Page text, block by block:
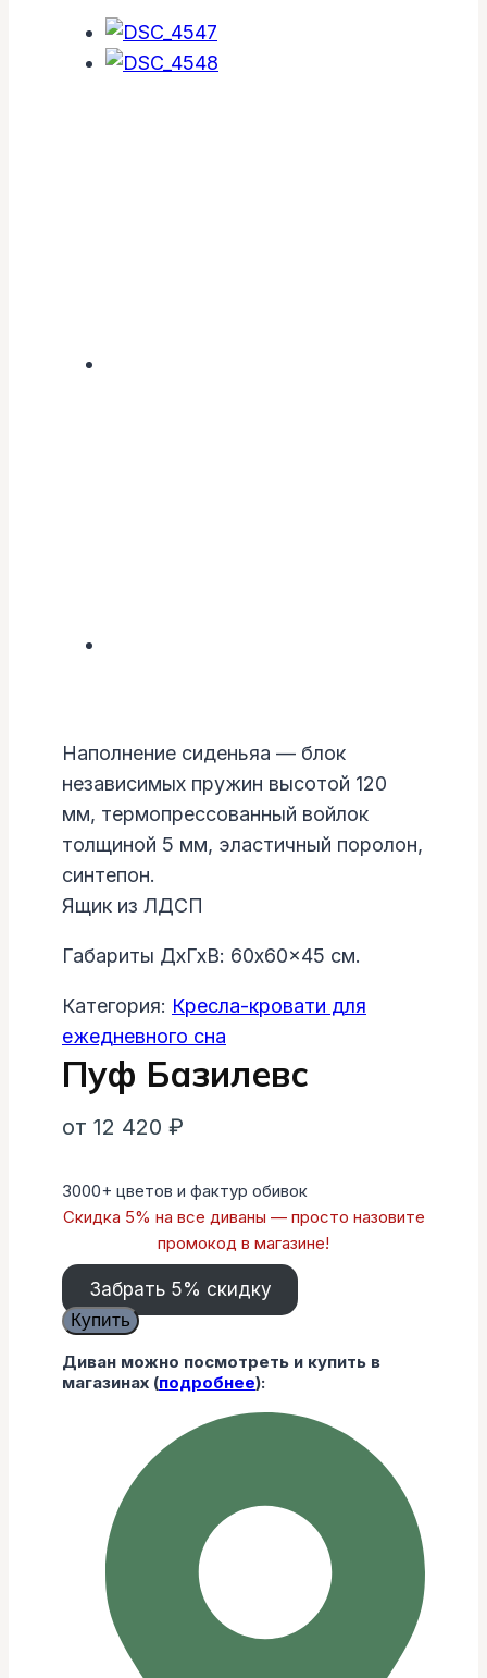
Наполнение сиденьяа — блок
независимых пружин высотой 120
мм, термопрессованный войлок
толщиной 5 мм, эластичный поролон,
синтепон.
Ящик из ЛДСП
Габариты ДхГхВ: 60x60x45 см.
Категория: Кресла-кровати для
ежедневного сна
Пуф Базилевс
от 12 420 ₽
3000+ цветов и фактур обивок
Скидка 5% на все диваны — просто назовите
промокод в магазине!
Забрать 5% скидку
Количество
Пуф
Купить
Диван можно посмотреть и купить в
магазинах (подробнее):